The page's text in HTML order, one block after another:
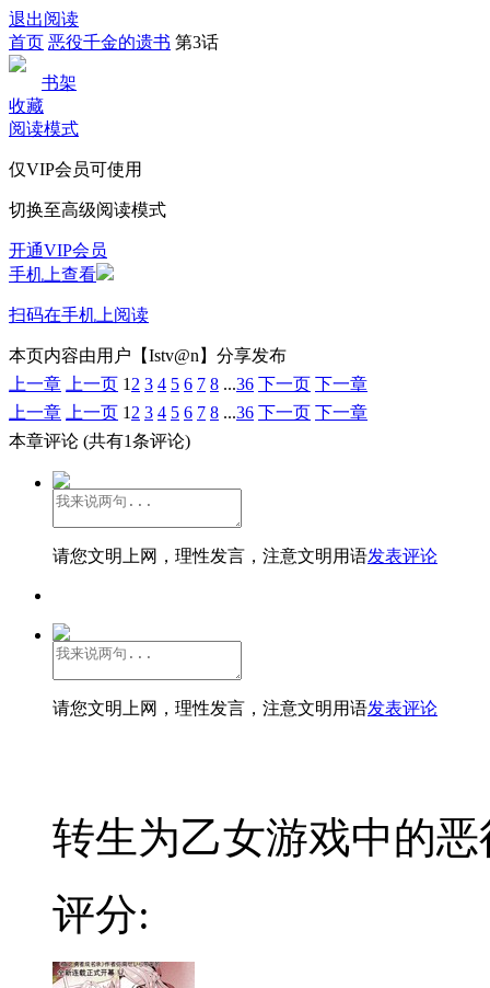
退出阅读
首页 恶役千金的遗书 第3话
书架
收藏
阅读模式
仅VIP会员可使用
切换至高级阅读模式
开通VIP会员
手机上查看
扫码在手机上阅读
本页内容由用户【Istv@n】分享发布
上一章
上一页 1 2 3 4 5 6 7 8 ...36 下一页 下一章
上一章
上一页 1 2 3 4 5 6 7 8 ...36 下一页 下一章
本章评论 (共有1条评论)
请您文明上网，理性发言，注意文明用语发表评论
请您文明上网，理性发言，注意文明用语发表评论
转生为乙女游戏中的恶
评分: